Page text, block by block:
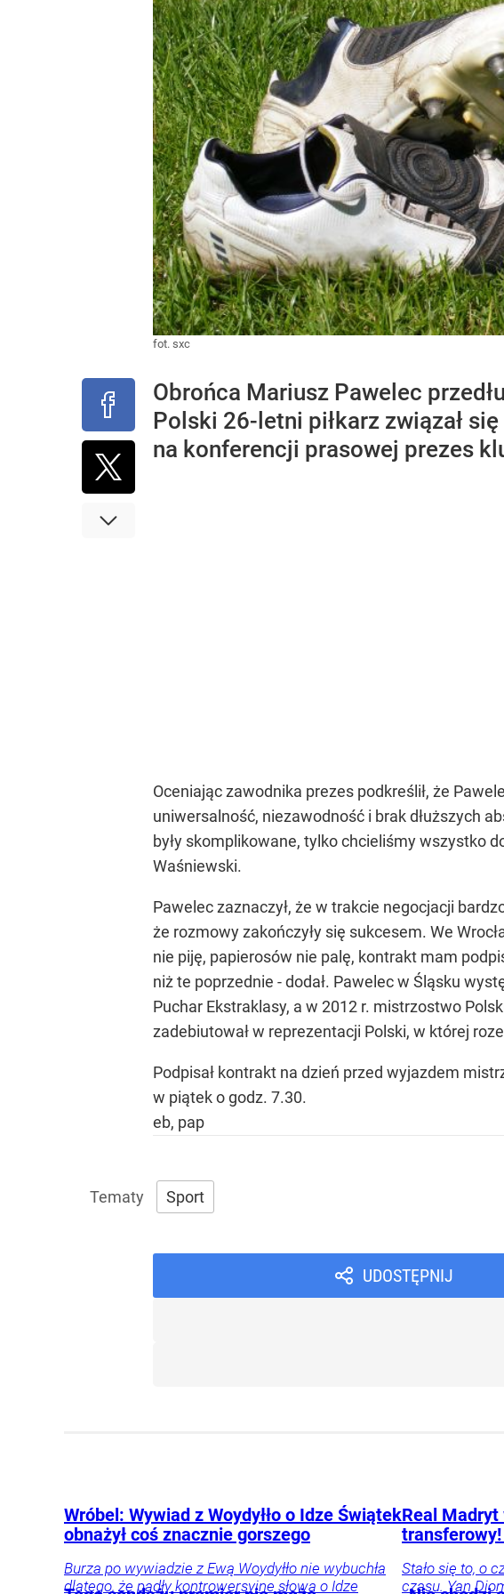
fot. sxc
Obrońca Mariusz Pawelec
Polski 26-letni piłkarz związał
na konferencji prasowej prezes
Oceniając zawodnika prezes podkreślił, że
uniwersalność, niezawodność i brak dłuższych
były skomplikowane, tylko chcieliśmy wszystko
Waśniewski.
Pawelec zaznaczył, że w trakcie negocjacji
że rozmowy zakończyły się sukcesem. We
nie piję, papierosów nie palę, kontrakt mam
niż te poprzednie - dodał. Pawelec w Śląsku
Puchar Ekstraklasy, a w 2012 r. mistrzostwo
zadebiutował w reprezentacji Polski, w której
Podpisał kontrakt na dzień przed wyjazdem
w piątek o godz. 7.30.
eb, pap
Sport
UDOSTĘPNIJ
Wróbel: Wywiad z Woydyłło o Idze Świątek
obnażył coś znacznie gorszego
Burza po wywiadzie z Ewą Woydyłło nie wybuchła
dlatego, że padły kontrowersyjne słowa o Idze
Real Madryt
Stało się to, o
czasu. Yan